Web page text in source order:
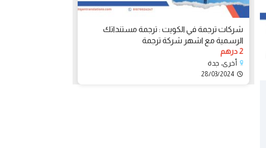
شركات ترجمة في الكويت : ترجمة مستنداتك
الرسمية مع اشهر شركة ترجمة
2 درهم
أخرى، جدة
28/03/2024